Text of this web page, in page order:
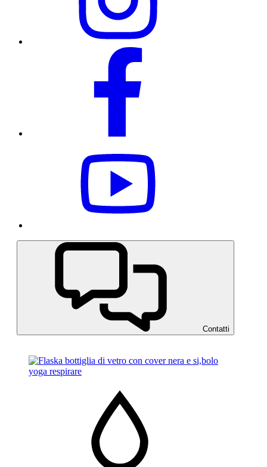
Contatti